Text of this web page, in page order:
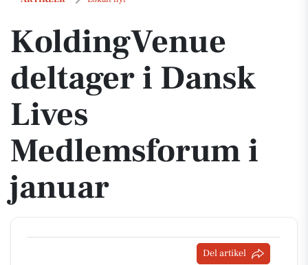
KoldingVenue
deltager i Dansk
Lives
Medlemsforum i
januar
Del artikel